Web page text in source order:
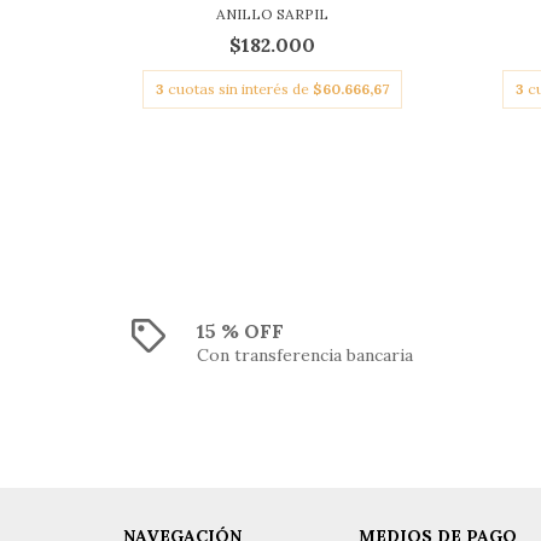
ANILLO SARPIL
$182.000
3 cuotas sin interés de $60.666,67 3
15 % OFF
Con transferencia bancaria